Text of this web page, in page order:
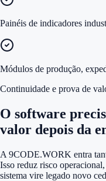
Painéis de indicadores
Módulos de produção,
Continuidade e prova de
O software
valor depois da
A 9CODE.WORK entra
Isso reduz risco
sistema vire legado novo